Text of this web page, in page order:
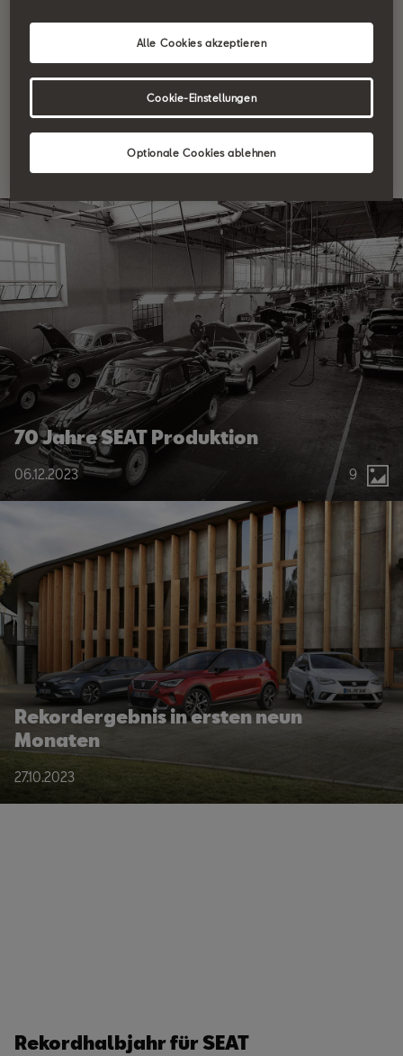
Starkes Jahr für die SEAT S.A. trotz
Herausforderungen
31.01.2025 3
70 Jahre SEAT Produktion
06.12.2023 9
Rekordergebnis in ersten neun
Monaten
27.10.2023
Rekordhalbjahr für SEAT
Optionale Cookies ablehnen
Alle Cookies akzeptieren
Cookie-Einstellungen